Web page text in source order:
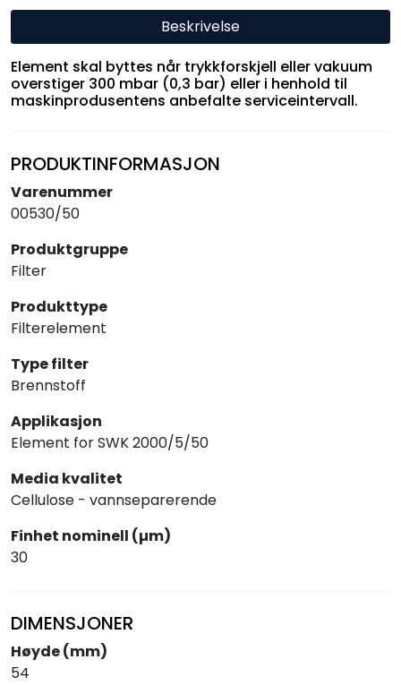
Beskrivelse
Element skal byttes når trykkforskjell eller vakuum
overstiger 300 mbar (0,3 bar) eller i henhold til
maskinprodusentens anbefalte serviceintervall.
PRODUKTINFORMASJON
Varenummer
00530/50
Produktgruppe
Filter
Produkttype
Filterelement
Type filter
Brennstoff
Applikasjon
Element for SWK 2000/5/50
Media kvalitet
Cellulose - vannseparerende
Finhet nominell (µm)
30
DIMENSJONER
Høyde (mm)
54